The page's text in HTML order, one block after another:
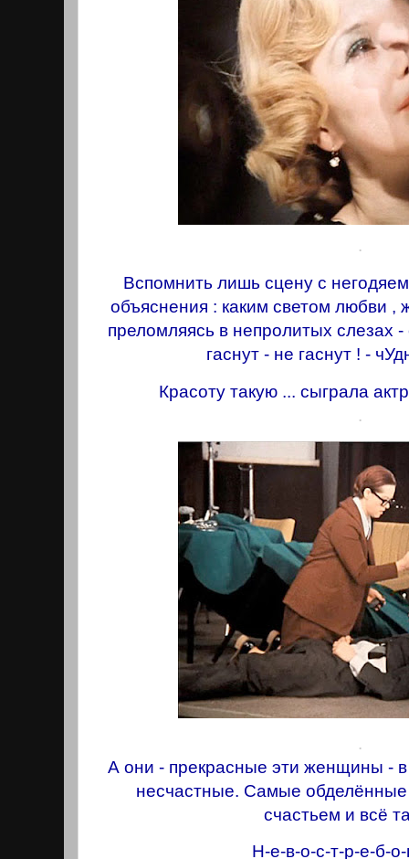
.
Вспомнить лишь сцену с
объяснения : каким светом любви ,
преломляясь в непролитых слезах -
гаснут - не гаснут ! -
Красоту такую ... сыграла
.
.
А они - прекрасные эти женщины -
несчастные. Самые
счастьем и всё
Н-е-в-о-с-т-р-е-б-